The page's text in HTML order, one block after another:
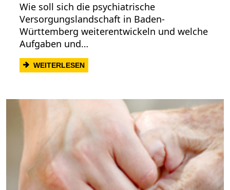
Wie soll sich die psychiatrische
Versorgungslandschaft in Baden-
Württemberg weiterentwickeln und welche
Aufgaben und…
WEITERLESEN: IMPULSE FÜR EINE KULTUR DES